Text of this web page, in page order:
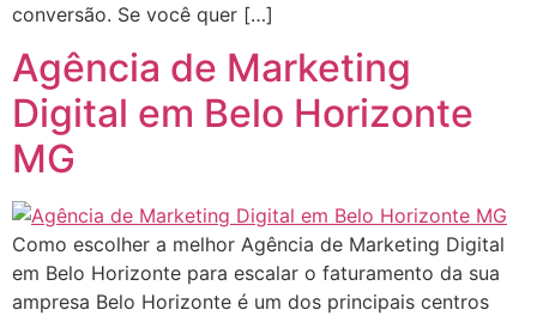
conversão. Se você quer […]
Agência de Marketing
Digital em Belo Horizonte
MG
Como escolher a melhor Agência de Marketing Digital
em Belo Horizonte para escalar o faturamento da sua
ampresa Belo Horizonte é um dos principais centros